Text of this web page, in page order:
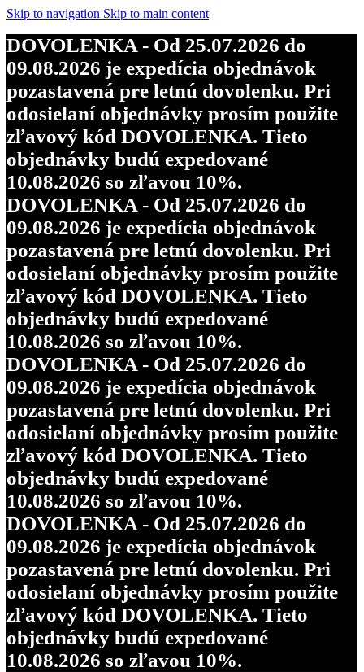
Skip to navigation Skip to main content
10.08.2026 so zľavou 10%.
DOVOLENKA - Od 25.07.2026 do
09.08.2026 je expedícia objednávok
pozastavená pre letnú dovolenku. Pri
odosielaní objednávky prosím použite
zľavový kód DOVOLENKA. Tieto
objednávky budú expedované
10.08.2026 so zľavou 10%.
DOVOLENKA - Od 25.07.2026 do
09.08.2026 je expedícia objednávok
pozastavená pre letnú dovolenku. Pri
odosielaní objednávky prosím použite
zľavový kód DOVOLENKA. Tieto
objednávky budú expedované
10.08.2026 so zľavou 10%.
DOVOLENKA - Od 25.07.2026 do
09.08.2026 je expedícia objednávok
pozastavená pre letnú dovolenku. Pri
odosielaní objednávky prosím použite
zľavový kód DOVOLENKA. Tieto
objednávky budú expedované
10.08.2026 so zľavou 10%.
DOVOLENKA - Od 25.07.2026 do
09.08.2026 je expedícia objednávok
pozastavená pre letnú dovolenku. Pri
odosielaní objednávky prosím použite
zľavový kód DOVOLENKA. Tieto
objednávky budú expedované
10.08.2026 so zľavou 10%.
DOVOLENKA - Od 25.07.2026 do
09.08.2026 je expedícia objednávok
pozastavená pre letnú dovolenku. Pri
odosielaní objednávky prosím použite
zľavový kód DOVOLENKA. Tieto
objednávky budú expedované
10.08.2026 so zľavou 10%.
DOVOLENKA - Od 25.07.2026 do
09.08.2026 je expedícia objednávok
pozastavená pre letnú dovolenku. Pri
odosielaní objednávky prosím použite
zľavový kód DOVOLENKA. Tieto
objednávky budú expedované
10.08.2026 so zľavou 10%.